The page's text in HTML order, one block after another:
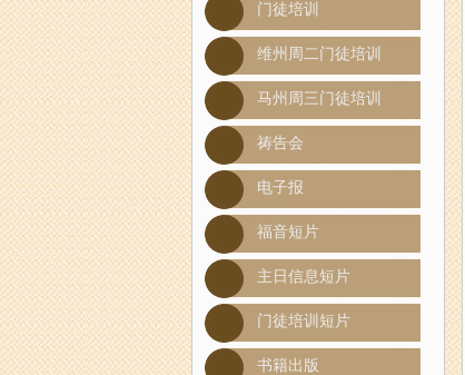
门徒培训
维州周二门徒培训
马州周三门徒培训
祷告会
电子报
福音短片
主日信息短片
门徒培训短片
书籍出版